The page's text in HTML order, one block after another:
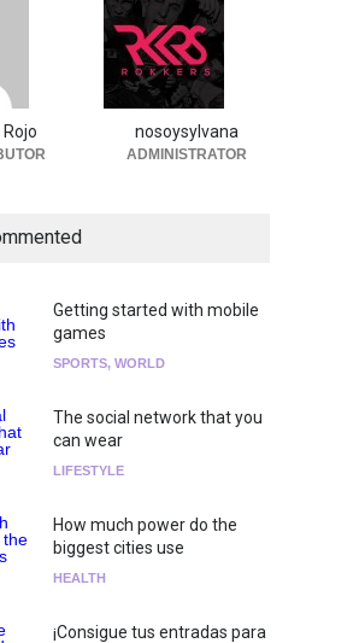
nosoysylvana
ADMINISTRATOR
Getting started with mobile
games
SPORTS, WORLD
The social network that you
can wear
LIFESTYLE
How much power do the
biggest cities use
HEALTH
¡Consigue tus entradas para